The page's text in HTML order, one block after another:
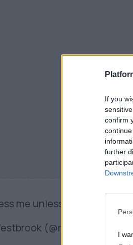
If you
confirm
further
I
me unless it four letters”
(@russwest44)